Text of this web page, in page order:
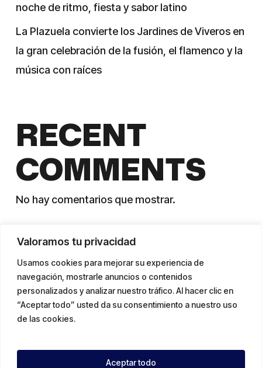
Valoramos tu privacidad
Usamos cookies para mejorar su experiencia de
navegación, mostrarle anuncios o contenidos
personalizados y analizar nuestro tráfico. Al hacer clic en
“Aceptar todo” usted da su consentimiento a nuestro uso
de las cookies.
Aceptar todo
noche de ritmo, fiesta y sabor latino
La Plazuela convierte los Jardines de Viveros en
la gran celebración de la fusión, el flamenco y la
música con raíces
RECENT
COMMENTS
No hay comentarios que mostrar.